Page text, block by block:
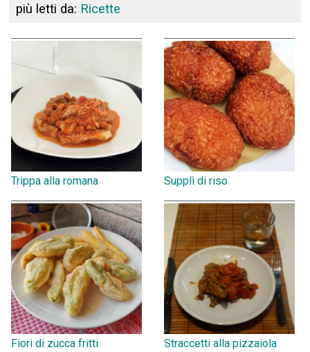
più letti da: Ricette
Trippa alla romana Supplì di riso
Fiori di zucca fritti Straccetti alla pizzaiola